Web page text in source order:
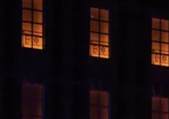
Vendée Globe
Villages de Vacances
Week-end en amoureux
Puy du Fou